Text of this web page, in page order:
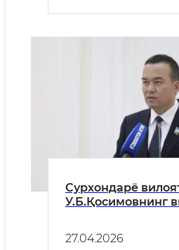
Сурхондарё
У.Б.Қосимовнинг
27.04.2026